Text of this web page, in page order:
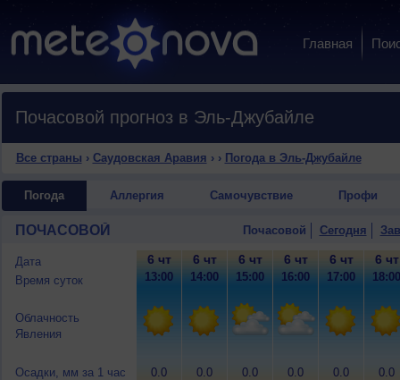
Главная
Почасовой прогноз в Эль-Джубайле
Все страны › Саудовская Аравия › › Погода в Эль-Джубайле
Погода Аллергия Самочувствие Профи
ПОЧАСОВОЙ Почасовой Сегодня
Дата
Время суток
Облачность
Явления
Осадки, мм за 1 час
6 чт
13:00
0.0
6 чт
14:00
0.0
6 чт
15:00
0.0
6 чт
16:00
0.0
6 чт
17:00
0.0
6 чт
18:00
0.0